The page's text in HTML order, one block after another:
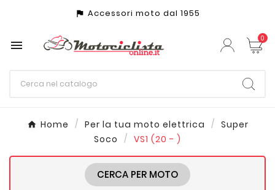
assistant_photo Accessori moto dal 1955
 0
Home Per la tua moto elettrica
Super
Soco
VS1 (20 - )
CERCA PER MOTO